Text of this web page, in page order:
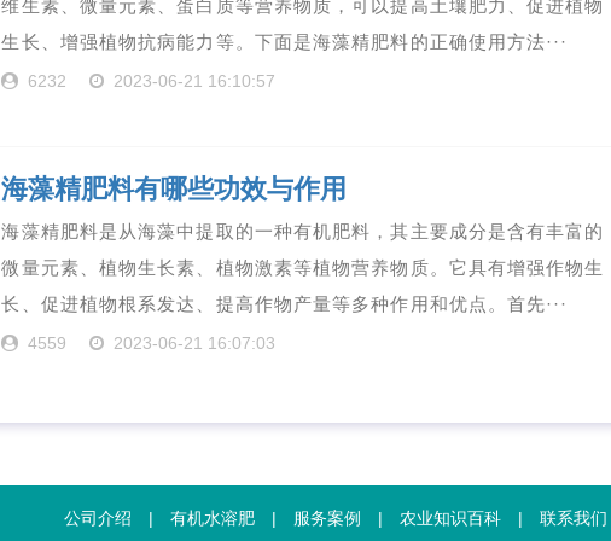
维生素、微量元素、蛋白质等营养物质，可以提高土壤肥力、促进植物
生长、增强植物抗病能力等。下面是海藻精肥料的正确使用方法···
6232 2023-06-21 16:10:57
海藻精肥料有哪些功效与作用
海藻精肥料是从海藻中提取的一种有机肥料，其主要成分是含有丰富的
微量元素、植物生长素、植物激素等植物营养物质。它具有增强作物生
长、促进植物根系发达、提高作物产量等多种作用和优点。首先···
4559 2023-06-21 16:07:03
公司介绍 | 有机水溶肥 | 服务案例 | 农业知识百科 | 联系我们